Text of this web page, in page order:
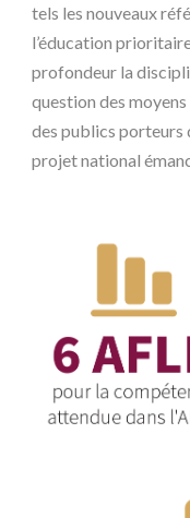
tels les nouveaux
l’éducation
profondeur la
question des
des publics porteurs
projet national